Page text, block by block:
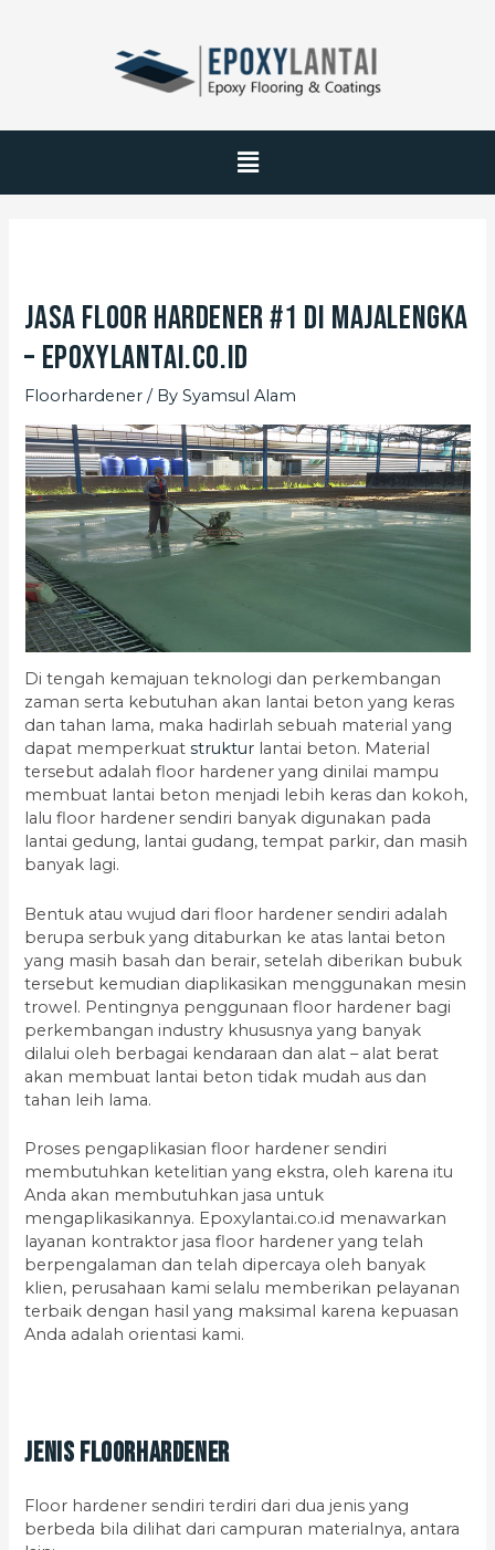
Jasa Floor Hardener #1 di Majalengka
– EpoxyLantai.co.id
Floorhardener / BySyamsul Alam
Di tengah kemajuan teknologi dan perkembangan
zaman serta kebutuhan akan lantai beton yang keras
dan tahan lama, maka hadirlah sebuah material yang
dapat memperkuatstruktur lantai beton. Material
tersebut adalah floor hardener yang dinilai mampu
membuat lantai beton menjadi lebih keras dan kokoh,
lalu floor hardener sendiri banyak digunakan pada
lantai gedung, lantai gudang, tempat parkir, dan masih
banyak lagi.
Bentuk atau wujud dari floor hardener sendiri adalah
berupa serbuk yang ditaburkan ke atas lantai beton
yang masih basah dan berair, setelah diberikan bubuk
tersebut kemudian diaplikasikan menggunakan mesin
trowel. Pentingnya penggunaan floor hardener bagi
perkembangan industry khususnya yang banyak
dilalui oleh berbagai kendaraan dan alat – alat berat
akan membuat lantai beton tidak mudah aus dan
tahan leih lama.
Proses pengaplikasian floor hardener sendiri
membutuhkan ketelitian yang ekstra, oleh karena itu
Anda akan membutuhkan jasa untuk
mengaplikasikannya. Epoxylantai.co.id menawarkan
layanan kontraktor jasa floor hardener yang telah
berpengalaman dan telah dipercaya oleh banyak
klien, perusahaan kami selalu memberikan pelayanan
terbaik dengan hasil yang maksimal karena kepuasan
Anda adalah orientasi kami.
Jenis Floorhardener
Floor hardener sendiri terdiri dari dua jenis yang
berbeda bila dilihat dari campuran materialnya, antara